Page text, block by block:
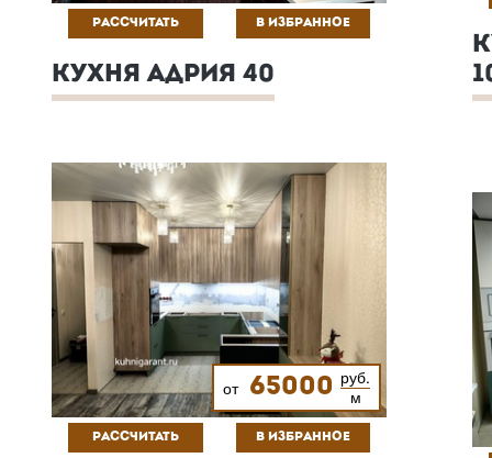
РАССЧИТАТЬ В ИЗБРАННОЕ
КУХНЯ АДРИЯ 40
от 65000 руб.
м
РАССЧИТАТЬ В ИЗБРАННОЕ